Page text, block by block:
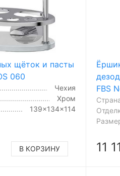
щёток и пасты
060
Чехия
Хром
139x134x114
В КОРЗИНУ
FBS
11